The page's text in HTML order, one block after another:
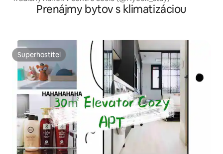
Prenájmy bytov s klimatizáciou
Superhostiteľ
Superhostiteľ